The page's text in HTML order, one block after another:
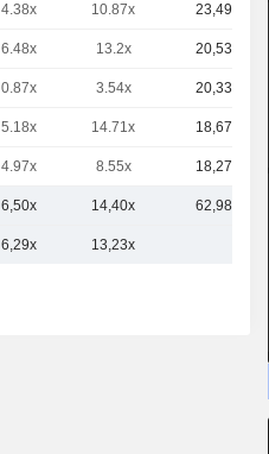
4.38x 10.87x 23,49 Md
6.48x 13.2x 20,53 Md
0.87x 3.54x 20,33 Md
5.18x 14.71x 18,67 Md
4.97x 8.55x 18,27 Md
6,50x 14,40x 62,98 Md
6,29x 13,23x